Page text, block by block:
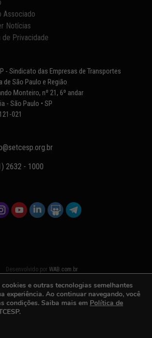
Associado
Notícias
de Privacidade
- Sindicato das Empresas de Transportes
de São Paulo e Região
Monteiro, nº 21, 6º andar
- São Paulo • SP
021
2632 - 1000
Desenvolvido porWAB.com.br
cookies e outras tecnologias semelhantes
experiência. Ao continuar navegando, você
condições. Saiba mais em Política de